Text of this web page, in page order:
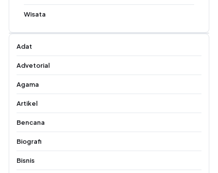
Wisata
Adat
Advetorial
Agama
Artikel
Bencana
Biografi
Bisnis